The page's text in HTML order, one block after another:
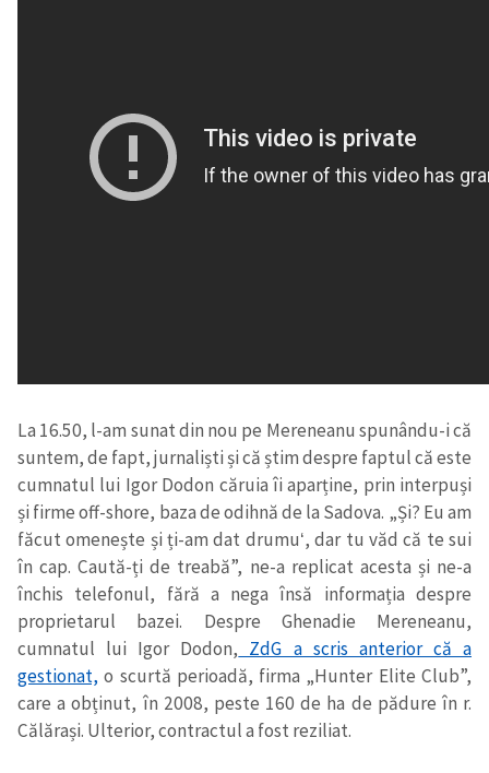
La 16.50, l-am sunat din nou pe Mereneanu spunându-i că
suntem, de fapt, jurnaliști și că știm despre faptul că este
cumnatul lui Igor Dodon căruia îi aparține, prin interpuși
și firme off-shore, baza de odihnă de la Sadova. „Și? Eu am
făcut omenește și ți-am dat drumu‘, dar tu văd că te sui
în cap. Caută-ți de treabă”, ne-a replicat acesta și ne-a
închis telefonul, fără a nega însă informația despre
proprietarul bazei. Despre Ghenadie Mereneanu,
cumnatul lui Igor Dodon, ZdG a scris anterior că a
gestionat, o scurtă perioadă, firma „Hunter Elite Club”,
care a obținut, în 2008, peste 160 de ha de pădure în r.
Călărași. Ulterior, contractul a fost reziliat.